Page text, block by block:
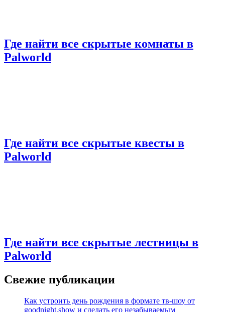
Где найти все скрытые комнаты в
Palworld
Где найти все скрытые квесты в
Palworld
Где найти все скрытые лестницы в
Palworld
Свежие публикации
Как устроить день рождения в формате тв-шоу от
goodnight.show и сделать его незабываемым